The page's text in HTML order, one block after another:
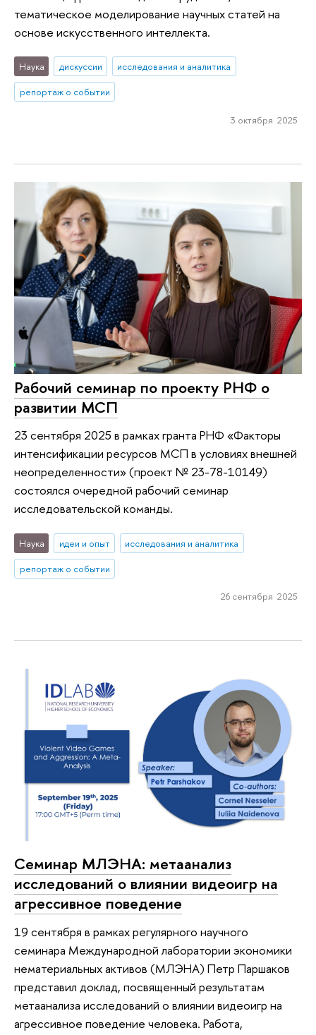
тематическое моделирование научных статей на
основе искусственного интеллекта.
Наука дискуссии
исследования и аналитика
репортаж о событии
3 октября 2025
Рабочий семинар по проекту РНФ о
развитии МСП
23 сентября 2025 в рамках гранта РНФ «Факторы
интенсификации ресурсов МСП в условиях внешней
неопределенности» (проект № 23-78-10149)
состоялся очередной рабочий семинар
исследовательской команды.
Наука идеи и опыт
исследования и аналитика
репортаж о событии
26 сентября 2025
Семинар МЛЭНА: метаанализ
исследований о влиянии видеоигр на
агрессивное поведение
19 сентября в рамках регулярного научного
семинара Международной лаборатории экономики
нематериальных активов (МЛЭНА) Петр Паршаков
представил доклад, посвященный результатам
метаанализа исследований о влиянии видеоигр на
агрессивное поведение человека. Работа,